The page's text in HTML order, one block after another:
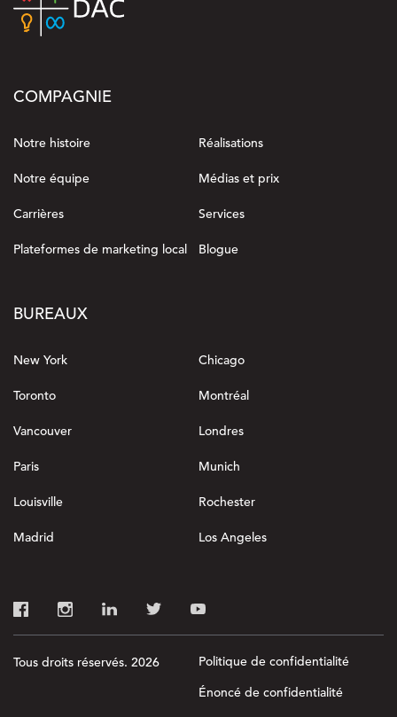
COMPAGNIE
Notre histoire Réalisations
Notre équipe Médias et prix
Carrières Services
Plateformes de marketing local Blogue
BUREAUX
New York Chicago
Toronto Montréal
Vancouver Londres
Paris Munich
Louisville Rochester
Madrid Los Angeles
Tous droits réservés. 2026
Politique de confidentialité
Énoncé de confidentialité